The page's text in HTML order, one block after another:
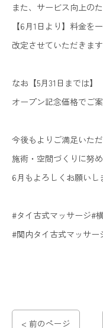
また、サービス向上の
【6月1日より】料金を
改定させていただきます
なお【5月31日までは】
オープン記念価格でご
今後もよりご満足いた
施術・空間づくりに努
6月もよろしくお願いし
#タイ古式マッサージ#
#関内タイ古式マッサー
< 前のページ